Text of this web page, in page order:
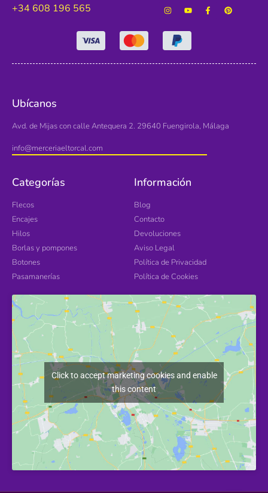
+34 608 196 565
Ubícanos
Avd. de Mijas con calle Antequera 2. 29640 Fuengirola, Málaga
info@merceriaeltorcal.com
Categorías
Flecos
Encajes
Hilos
Borlas y pompones
Botones
Pasamanerías
Información
Blog
Contacto
Devoluciones
Aviso Legal
Política de Privacidad
Política de Cookies
Click to accept marketing cookies and enable
this content